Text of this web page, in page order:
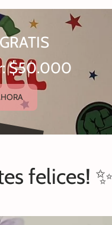
$50.000
felices! ✨